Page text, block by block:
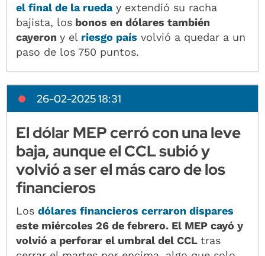
el final de la rueday extendió su racha
bajista, los bonos en dólares también
cayerony el riesgo país volvió a quedar a un
paso de los 750 puntos.
26-02-2025 18:31
El dólar MEP cerró con una leve
baja, aunque el CCL subió y
volvió a ser el más caro de los
financieros
Losdólares financieros cerraron dispares
este miércoles 26 de febrero. El MEP cayó y
volvió a perforar el umbral del CCLtras